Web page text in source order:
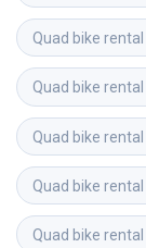
Quad bike rental
Quad bike rental
Quad bike rental
Quad bike rental
Quad bike rental